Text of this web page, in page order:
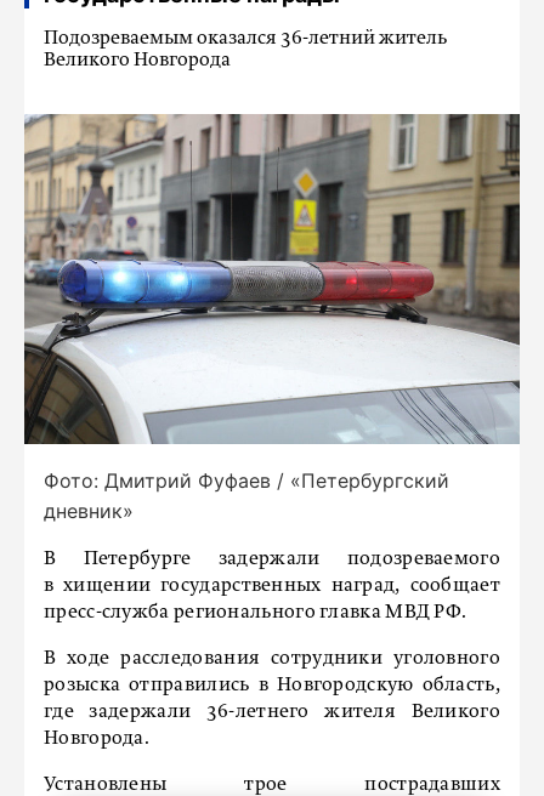
Подозреваемым оказался 36-летний житель
Великого Новгорода
Фото: Дмитрий Фуфаев / «Петербургский
дневник»
В Петербурге задержали подозреваемого
в хищении государственных наград, сообщает
пресс-служба регионального главка МВД РФ.
В ходе расследования сотрудники уголовного
розыска отправились в Новгородскую область,
где задержали 36-летнего жителя Великого
Новгорода.
Установлены трое пострадавших